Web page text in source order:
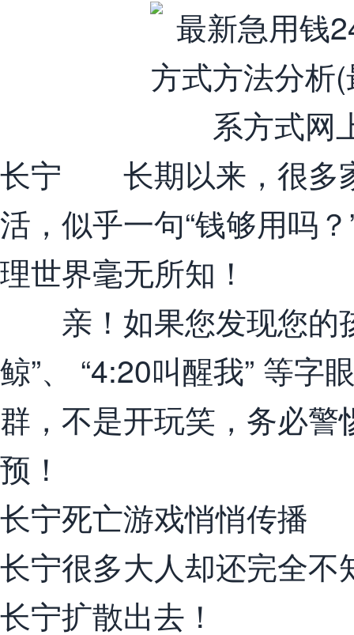
长宁 长期以来，很多
活，似乎一句“钱够用吗
理世界毫无所知！
亲！如果您发现您的
鲸”、 “4:20叫醒我” 等字
群，不是开玩笑，务必
预！
长宁死亡游戏悄悄传播
长宁很多大人却还完全不
长宁扩散出去！